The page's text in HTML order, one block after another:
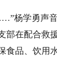
杨学勇声音
在配合救
品、饮用